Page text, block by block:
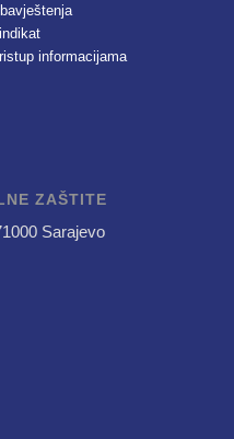
informacijama
ZAŠTITE
Sarajevo